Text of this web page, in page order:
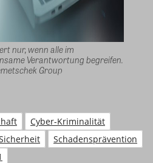
nur, wenn alle im
Verantwortung begreifen.
Group
Cyber-Kriminalität
Schadensprävention